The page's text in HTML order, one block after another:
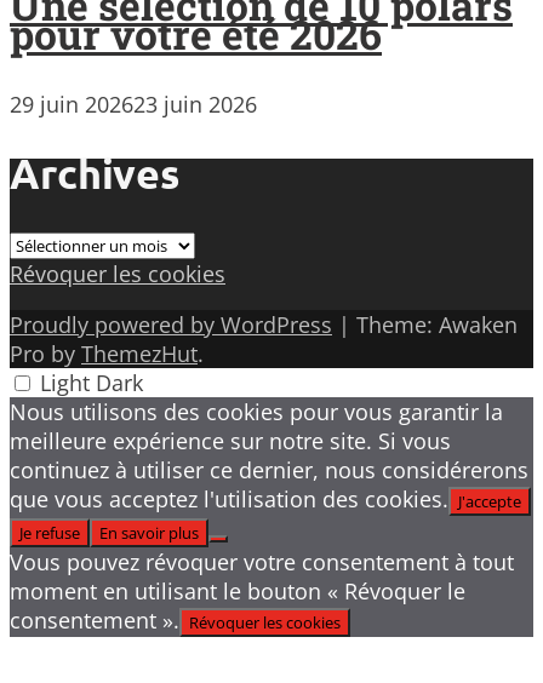
pour votre été 2026
29 juin 202623 juin 2026
Archives
Archives
Révoquer les cookies
Proudly powered by WordPress | Theme: Awaken
Pro by ThemezHut.
Light Dark
Nous utilisons des cookies pour vous garantir la
meilleure expérience sur notre site. Si vous
continuez à utiliser ce dernier, nous considérerons
que vous acceptez l'utilisation des cookies. J'accepte
Je refuse
En savoir plus
Vous pouvez révoquer votre consentement à tout
moment en utilisant le bouton « Révoquer le
consentement ». Révoquer les cookies